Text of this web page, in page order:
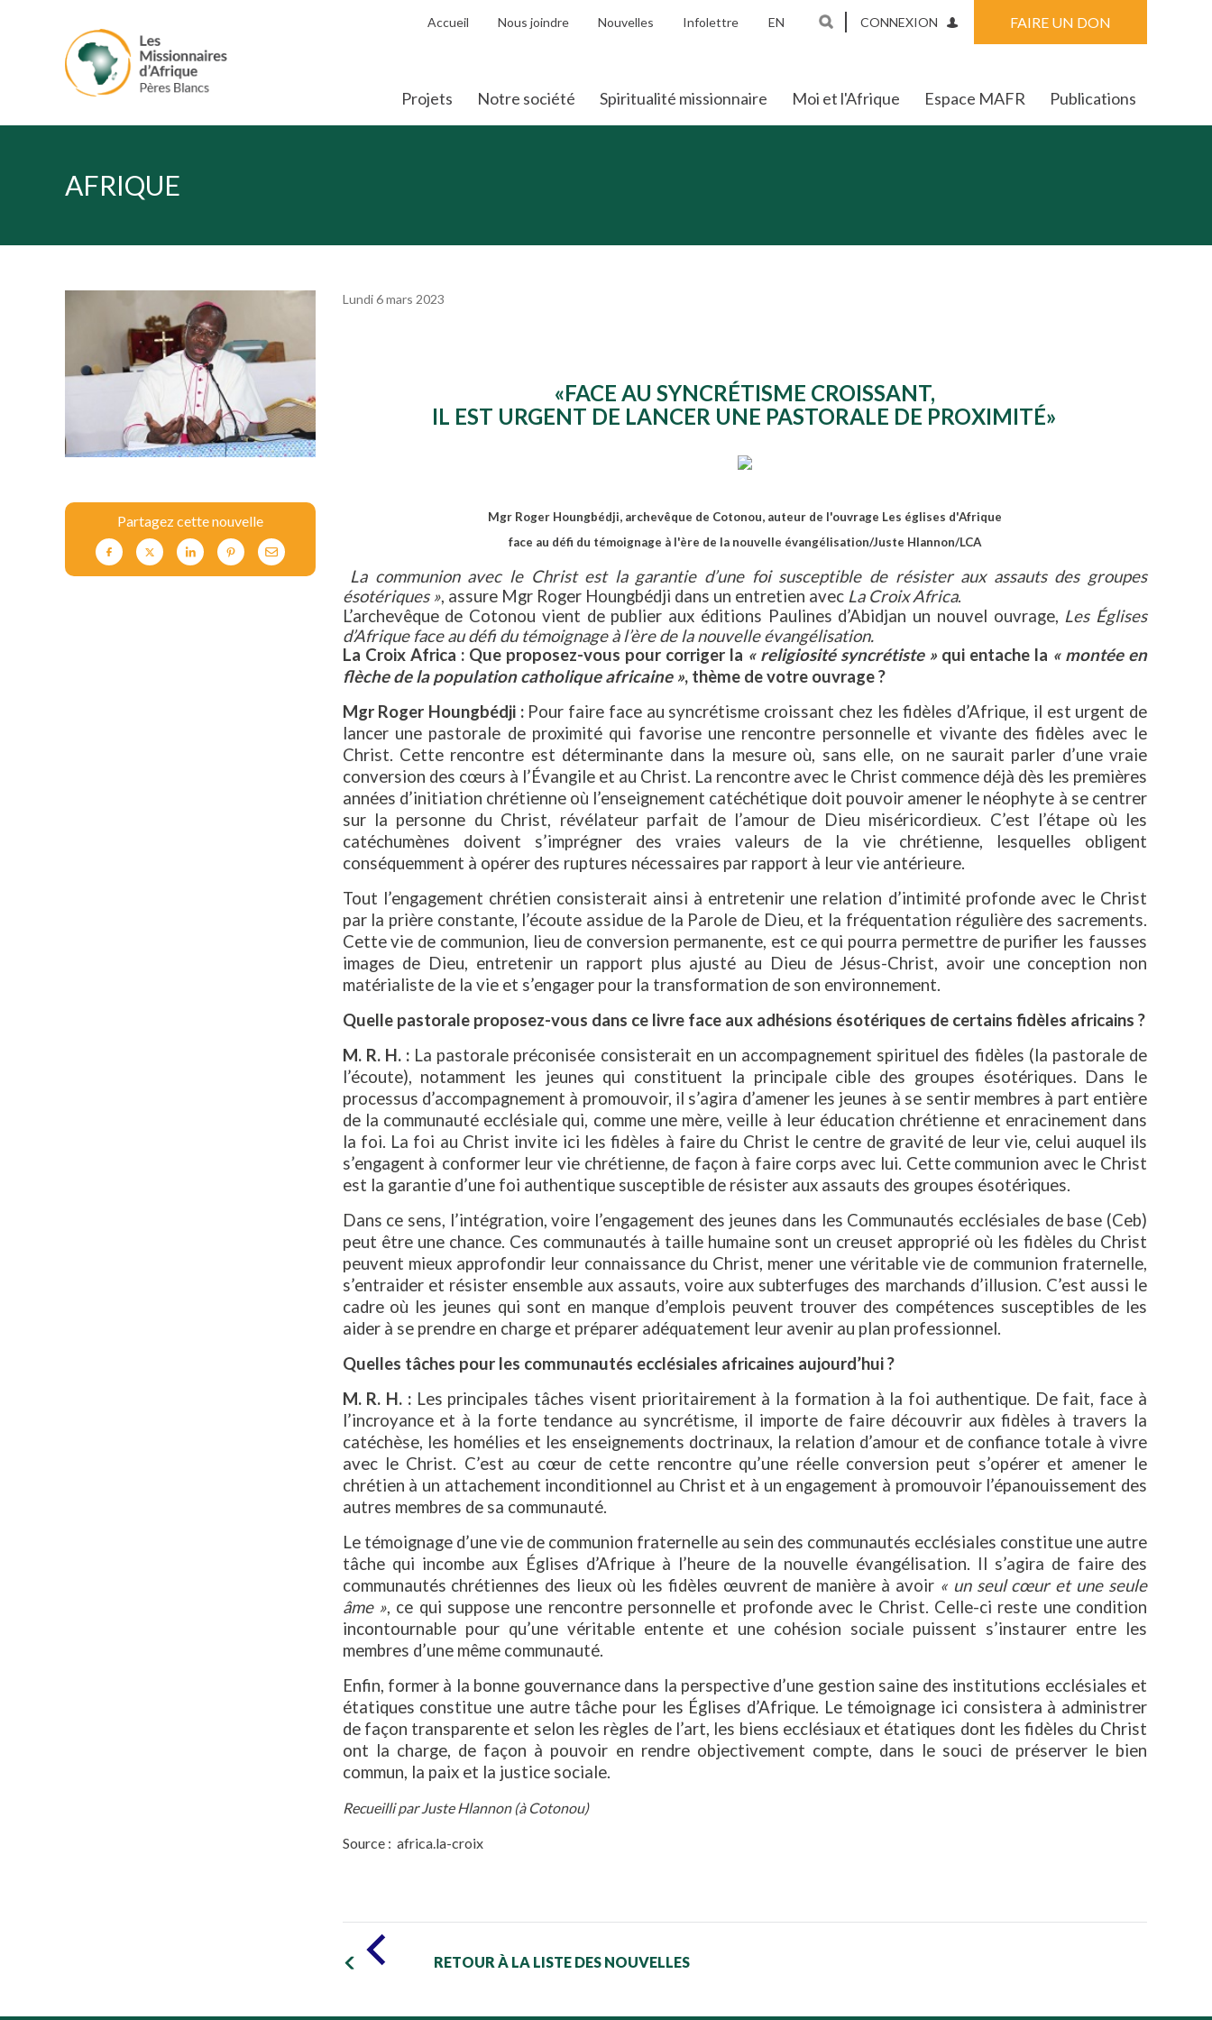
Accueil Nous joindre Nouvelles Infolettre EN CONNEXION FAIRE UN DON
Projets Notre société Spiritualité missionnaire Moi et l'Afrique Espace MAFR Publications
AFRIQUE
Partagez cette nouvelle
Lundi 6 mars 2023
«FACE AU SYNCRÉTISME CROISSANT,
IL EST URGENT DE LANCER UNE PASTORALE DE PROXIMITÉ»
Mgr Roger Houngbédji, archevêque de Cotonou, auteur de l'ouvrage Les églises d'Afrique
face au défi du témoignage à l'ère de la nouvelle évangélisation/Juste Hlannon/LCA
La communion avec le Christ est la garantie d’une foi susceptible de résister aux assauts des groupes
ésotériques », assure Mgr Roger Houngbédji dans un entretien avec La Croix Africa.
L’archevêque de Cotonou vient de publier aux éditions Paulines d’Abidjan un nouvel ouvrage, Les Églises
d’Afrique face au défi du témoignage à l’ère de la nouvelle évangélisation.
La Croix Africa : Que proposez-vous pour corriger la « religiosité syncrétiste »qui entache la « montée en
flèche de la population catholique africaine », thème de votre ouvrage ?
Mgr Roger Houngbédji : Pour faire face au syncrétisme croissant chez les fidèles d’Afrique, il est urgent de
lancer une pastorale de proximité qui favorise une rencontre personnelle et vivante des fidèles avec le
Christ. Cette rencontre est déterminante dans la mesure où, sans elle, on ne saurait parler d’une vraie
conversion des cœurs à l’Évangile et au Christ. La rencontre avec le Christ commence déjà dès les premières
années d’initiation chrétienne où l’enseignement catéchétique doit pouvoir amener le néophyte à se centrer
sur la personne du Christ, révélateur parfait de l’amour de Dieu miséricordieux. C’est l’étape où les
catéchumènes doivent s’imprégner des vraies valeurs de la vie chrétienne, lesquelles obligent
conséquemment à opérer des ruptures nécessaires par rapport à leur vie antérieure.
Tout l’engagement chrétien consisterait ainsi à entretenir une relation d’intimité profonde avec le Christ
par la prière constante, l’écoute assidue de la Parole de Dieu, et la fréquentation régulière des sacrements.
Cette vie de communion, lieu de conversion permanente, est ce qui pourra permettre de purifier les fausses
images de Dieu, entretenir un rapport plus ajusté au Dieu de Jésus-Christ, avoir une conception non
matérialiste de la vie et s’engager pour la transformation de son environnement.
Quelle pastorale proposez-vous dans ce livre face aux adhésions ésotériques de certains fidèles africains ?
M. R. H. : La pastorale préconisée consisterait en un accompagnement spirituel des fidèles (la pastorale de
l’écoute), notamment les jeunes qui constituent la principale cible des groupes ésotériques. Dans le
processus d’accompagnement à promouvoir, il s’agira d’amener les jeunes à se sentir membres à part entière
de la communauté ecclésiale qui, comme une mère, veille à leur éducation chrétienne et enracinement dans
la foi. La foi au Christ invite ici les fidèles à faire du Christ le centre de gravité de leur vie, celui auquel ils
s’engagent à conformer leur vie chrétienne, de façon à faire corps avec lui. Cette communion avec le Christ
est la garantie d’une foi authentique susceptible de résister aux assauts des groupes ésotériques.
Dans ce sens, l’intégration, voire l’engagement des jeunes dans les Communautés ecclésiales de base (Ceb)
peut être une chance. Ces communautés à taille humaine sont un creuset approprié où les fidèles du Christ
peuvent mieux approfondir leur connaissance du Christ, mener une véritable vie de communion fraternelle,
s’entraider et résister ensemble aux assauts, voire aux subterfuges des marchands d’illusion. C’est aussi le
cadre où les jeunes qui sont en manque d’emplois peuvent trouver des compétences susceptibles de les
aider à se prendre en charge et préparer adéquatement leur avenir au plan professionnel.
Quelles tâches pour les communautés ecclésiales africaines aujourd’hui ?
M. R. H. : Les principales tâches visent prioritairement à la formation à la foi authentique. De fait, face à
l’incroyance et à la forte tendance au syncrétisme, il importe de faire découvrir aux fidèles à travers la
catéchèse, les homélies et les enseignements doctrinaux, la relation d’amour et de confiance totale à vivre
avec le Christ. C’est au cœur de cette rencontre qu’une réelle conversion peut s’opérer et amener le
chrétien à un attachement inconditionnel au Christ et à un engagement à promouvoir l’épanouissement des
autres membres de sa communauté.
Le témoignage d’une vie de communion fraternelle au sein des communautés ecclésiales constitue une autre
tâche qui incombe aux Églises d’Afrique à l’heure de la nouvelle évangélisation. Il s’agira de faire des
communautés chrétiennes des lieux où les fidèles œuvrent de manière à avoir « un seul cœur et une seule
âme », ce qui suppose une rencontre personnelle et profonde avec le Christ. Celle-ci reste une condition
incontournable pour qu’une véritable entente et une cohésion sociale puissent s’instaurer entre les
membres d’une même communauté.
Enfin, former à la bonne gouvernance dans la perspective d’une gestion saine des institutions ecclésiales et
étatiques constitue une autre tâche pour les Églises d’Afrique. Le témoignage ici consistera à administrer
de façon transparente et selon les règles de l’art, les biens ecclésiaux et étatiques dont les fidèles du Christ
ont la charge, de façon à pouvoir en rendre objectivement compte, dans le souci de préserver le bien
commun, la paix et la justice sociale.
Recueilli par Juste Hlannon (à Cotonou)
Source : africa.la-croix
RETOUR À LA LISTE DES NOUVELLES